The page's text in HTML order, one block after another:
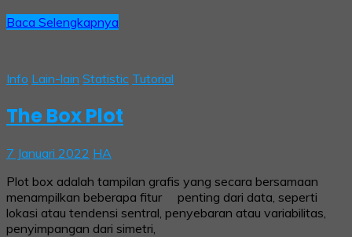
Baca Selengkapnya
Info Lain-lain Statistic Tutorial
The Box Plot
7 Januari 2022 HA
Plot box adalah tampilan grafis yang secara bersamaan
menampilkan beberapa fitur penting dari data, seperti
lokasi atau tendensi sentral, penyebaran atau variabilitas,
penyimpangan dari simetri,